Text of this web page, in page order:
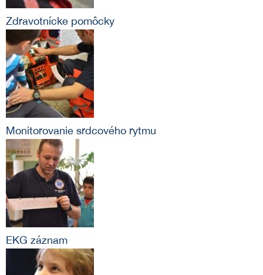
Zdravotnícke pomôcky
Monitorovanie srdcového rytmu
EKG záznam